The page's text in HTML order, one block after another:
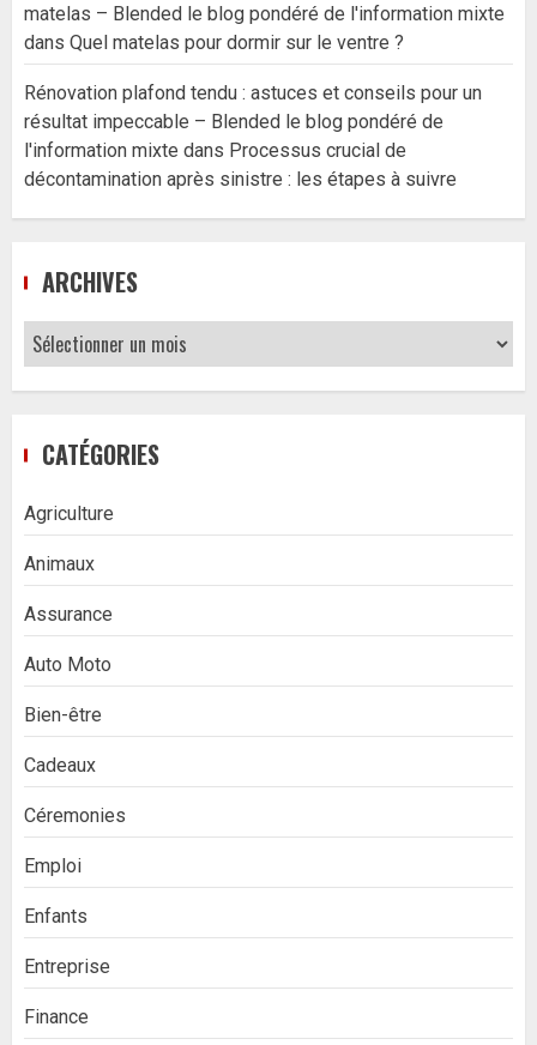
matelas – Blended le blog pondéré de l'information mixte
dans Quel matelas pour dormir sur le ventre ?
Rénovation plafond tendu : astuces et conseils pour un
résultat impeccable – Blended le blog pondéré de
l'information mixte dans Processus crucial de
décontamination après sinistre : les étapes à suivre
ARCHIVES
Archives
CATÉGORIES
Agriculture
Animaux
Assurance
Auto Moto
Bien-être
Cadeaux
Céremonies
Emploi
Enfants
Entreprise
Finance